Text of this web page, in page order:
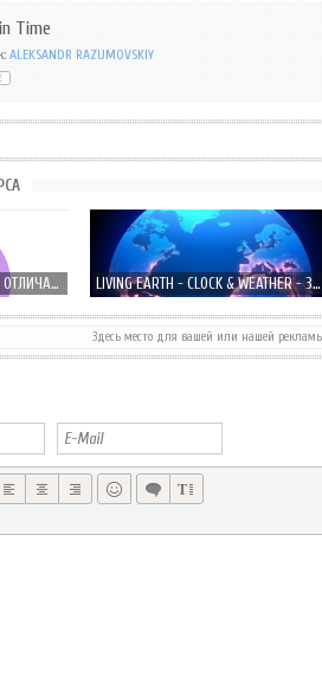
Time
ALEKSANDR RAZUMOVSKIY
TAASKY МЕНЕДЖЕР ЗАДАЧ ОТЛИЧАЮЩИЙСЯ ПРОСТОТОЙ И КРАСОТОЙ! LIVING EARTH - CLOCK & WEATHER - ЗЕМЛЯ В РЕЖИМЕ РЕАЛЬНОГО ВРЕМЕНИ
Здесь место для вашей или нашей